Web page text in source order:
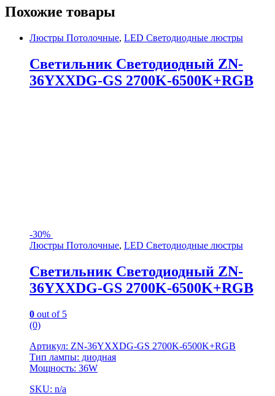
Похожие товары
Люстры Потолочные, LED Светодиодные люстры
Светильник Светодиодный ZN-
36YXXDG-GS 2700K-6500K+RGB
-30%
Люстры Потолочные, LED Светодиодные люстры
Светильник Светодиодный ZN-
36YXXDG-GS 2700K-6500K+RGB
0 out of 5
(0)
Артикул: ZN-36YXXDG-GS 2700K-6500K+RGB
Тип лампы: диодная
Мощность: 36W
SKU: n/a